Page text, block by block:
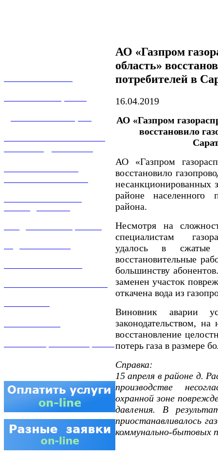
АО «Газпром
область»
потребителей в
16.04.2019
АО «Газпром
восстановило
АО «Газпром
восстановило
несанкционированных
районе населенного
района.
Несмотря на
специалистам
удалось в сжатые
восстановительные
большинству
заменен участок
откачена вода из
Виновник аварии
законодательством,
восстановление
потерь газа в размере
Справка:
15 апреля в районе д.
производстве
охранной зоне
давления. В
приостанавливалось
коммунально-бытовых